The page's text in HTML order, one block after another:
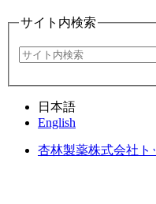
サイト内検索
日本語
English
杏林製薬株式会社ト